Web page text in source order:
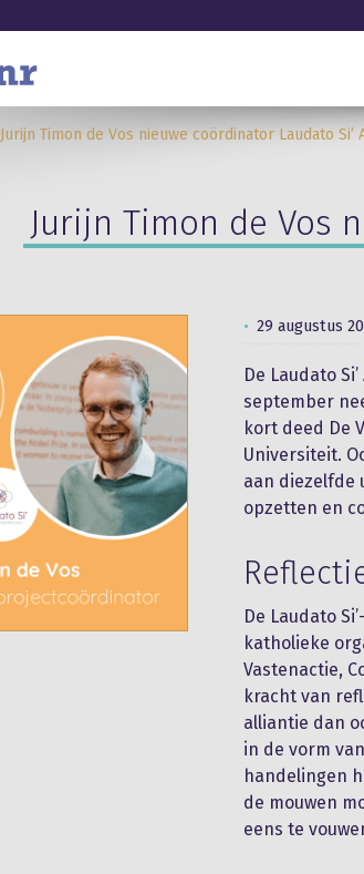
Jurijn Timon de Vos nieuwe coördinator Laudato
Jurijn Timon de Vos
29 augustus
De Laudato
september
kort deed De
Universiteit.
aan diezelfde
opzetten en
De Laudato
katholieke
Vastenactie,
kracht van
alliantie dan
in de vorm
handelingen
de mouwen
eens te